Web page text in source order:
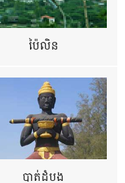
ប៉ៃលិន
បាត់ដំបង